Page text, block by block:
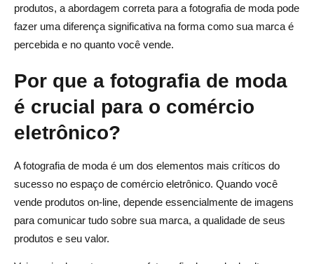
Quais são os 4 tipos diferentes de fotografia de moda?
Como fazer fotografia de comércio eletrônico?
Qual software os fotógrafos de moda usam?
produtos, a abordagem correta para a fotografia de moda pode
fazer uma diferença significativa na forma como sua marca é
percebida e no quanto você vende.
Por que a fotografia de moda
é crucial para o comércio
eletrônico?
A fotografia de moda é um dos elementos mais críticos do
sucesso no espaço de comércio eletrônico. Quando você
vende produtos on-line, depende essencialmente de imagens
para comunicar tudo sobre sua marca, a qualidade de seus
produtos e seu valor.